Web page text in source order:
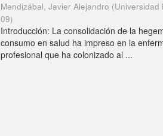
Mendizábal, Javier Alejandro (Universidad
09)
Introducción: La consolidación de la
consumo en salud ha impreso en la
profesional que ha colonizado al ...